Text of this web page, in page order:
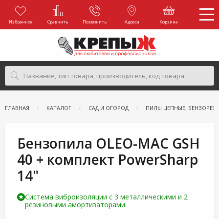
Избранное Сравнить Позвонить Адреса Корзина
ГЛАВНАЯ КАТАЛОГ САД И ОГОРОД ПИЛЫ ЦЕПНЫЕ,
Бензопила OLEO-MAC GSH
40 + комплект PowerSharp
14"
Система виброизоляции с 3 металлическими и 2
резиновыми амортизаторами.